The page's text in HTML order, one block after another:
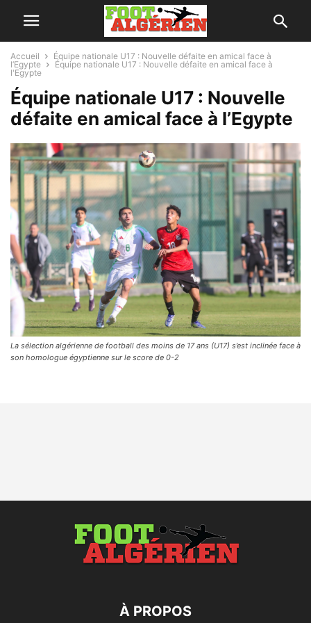
Accueil
Équipe nationale U17 : Nouvelle défaite en amical face à
l’Egypte
Équipe nationale U17 : Nouvelle défaite en amical face à
l'Egypte
Équipe nationale U17 : Nouvelle
défaite en amical face à l’Egypte
La sélection algérienne de football des moins de 17 ans (U17) s’est inclinée face à
son homologue égyptienne sur le score de 0-2
À PROPOS